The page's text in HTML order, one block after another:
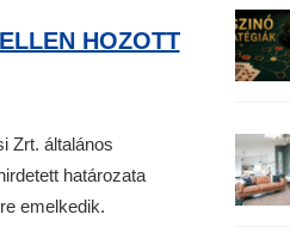
HOZOTT
Zrt. általános
határozata
emelkedik.